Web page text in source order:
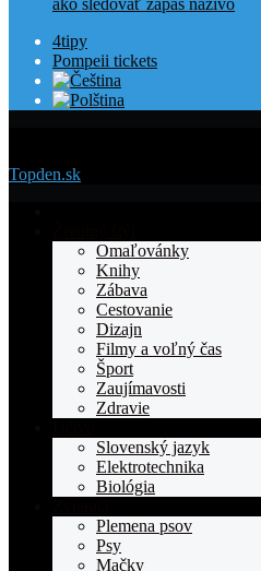
ako sledovať zápas naživo
4tipy
Pompeii tickets
Topden.sk
TOPden.skOmaľovánky
Knihy
Zábava
Cestovanie
Dizajn
Filmy a voľný čas
Šport
Zaujímavosti
Zdravie
Slovenský jazyk
Elektrotechnika
Biológia
Plemena psov
Psy
Mačky